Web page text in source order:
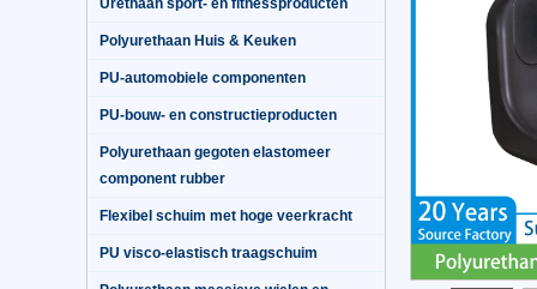
Urethaan sport- en fitnessproducten
Polyurethaan Huis & Keuken
PU-automobiele componenten
PU-bouw- en constructieproducten
Polyurethaan gegoten elastomeer
component rubber
Flexibel schuim met hoge veerkracht
PU visco-elastisch traagschuim